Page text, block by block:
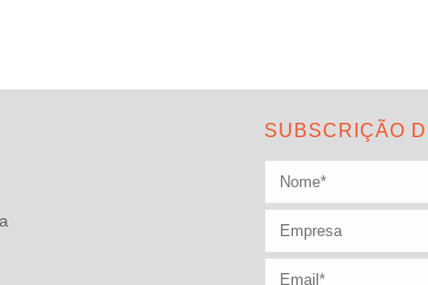
SUBSCRIÇÃO